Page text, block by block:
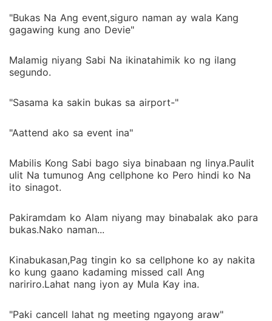
"Bukas Na Ang event,siguro naman ay wala Kang
gagawing kung ano Devie"
Malamig niyang Sabi Na ikinatahimik ko ng ilang
segundo.
"Sasama ka sakin bukas sa airport-"
"Aattend ako sa event ina"
Mabilis Kong Sabi bago siya binabaan ng linya.Paulit
ulit Na tumunog Ang cellphone ko Pero hindi ko Na
ito sinagot.
Pakiramdam ko Alam niyang may binabalak ako para
bukas.Nako naman...
Kinabukasan,Pag tingin ko sa cellphone ko ay nakita
ko kung gaano kadaming missed call Ang
naririro.Lahat nang iyon ay Mula Kay ina.
"Paki cancell lahat ng meeting ngayong araw"